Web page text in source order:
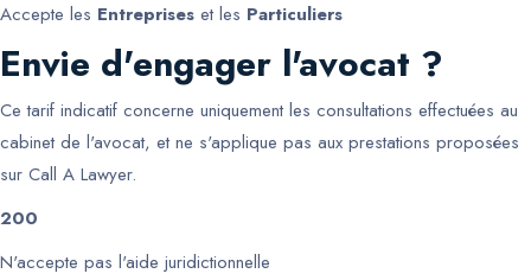
Accepte les Entreprises et les Particuliers
Envie d'engager l'avocat ?
Ce tarif indicatif concerne uniquement les consultations effectuées au
cabinet de l'avocat, et ne s'applique pas aux prestations proposées
sur Call A Lawyer.
200
N'accepte pas l'aide juridictionnelle